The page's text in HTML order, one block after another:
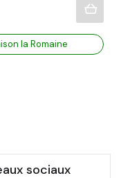
la Romaine
sociaux